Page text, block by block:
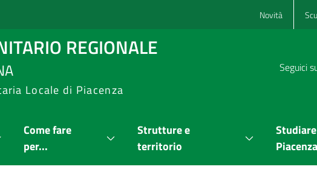
Novità
REGIONALE
Locale di Piacenza
Seguici
Come fare
per...
Strutture e
territorio
Piacenza